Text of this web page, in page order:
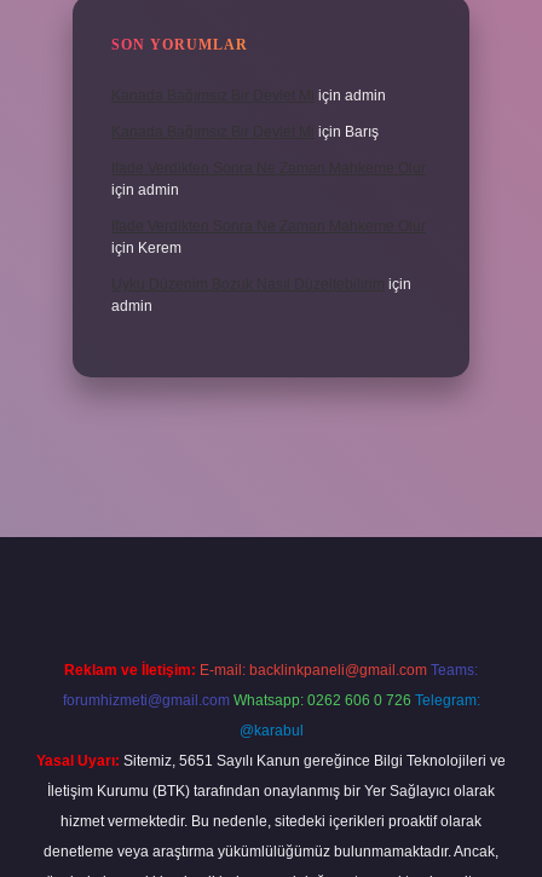
SON YORUMLAR
için admin
için Barış
için admin
için Kerem
için
admin
Reklam ve İletişim: E-mail: backlinkpaneli@gmail.com Teams:
forumhizmeti@gmail.com Whatsapp: 0262 606 0 726 Telegram:
@karabul
Yasal Uyarı: Sitemiz, 5651 Sayılı Kanun gereğince Bilgi Teknolojileri ve
İletişim Kurumu (BTK) tarafından onaylanmış bir Yer Sağlayıcı olarak
hizmet vermektedir. Bu nedenle, sitedeki içerikleri proaktif olarak
denetleme veya araştırma yükümlülüğümüz bulunmamaktadır. Ancak,